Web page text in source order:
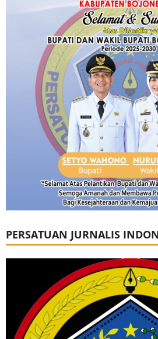
PERSATUAN JURNALIS